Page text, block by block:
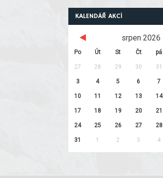
KALENDÁŘ AKCÍ
srpen 2026
Po Út St Čt pá
27 28 29 30 31
3 4 5 6 7
10 11 12 13 14
17 18 19 20 21
24 25 26 27 28
31 1 2 3 4